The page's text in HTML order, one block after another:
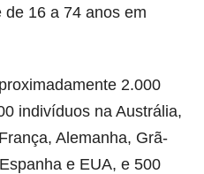
16 a 74 anos em
2.000
indivíduos na Austrália,
Alemanha, Grã-
e EUA, e 500